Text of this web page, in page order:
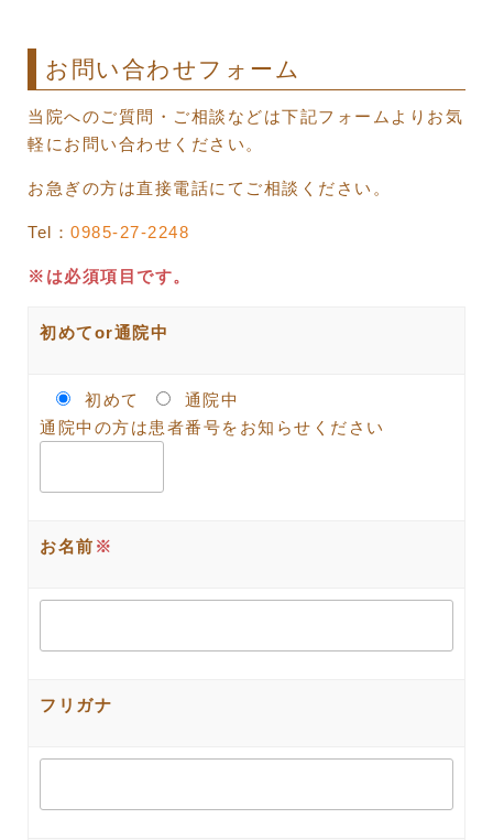
お問い合わせフォーム
当院へのご質問・ご相談などは下記フォームよりお気
軽にお問い合わせください。
お急ぎの方は直接電話にてご相談ください。
Tel： 0985-27-2248
※は必須項目です。
初めてor通院中
初めて
通院中
通院中の方は患者番号をお知らせください
お名前 ※
フリガナ